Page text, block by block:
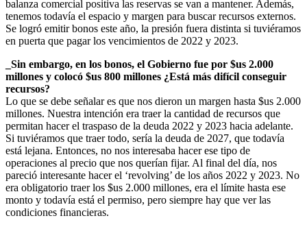
balanza comercial positiva las reservas se van a mantener. Además,
tenemos todavía el espacio y margen para buscar recursos externos.
Se logró emitir bonos este año, la presión fuera distinta si tuviéramos
en puerta que pagar los vencimientos de 2022 y 2023.
_Sin embargo, en los bonos, el Gobierno fue por $us 2.000
millones y colocó $us 800 millones ¿Está más difícil conseguir
recursos?
Lo que se debe señalar es que nos dieron un margen hasta $us 2.000
millones. Nuestra intención era traer la cantidad de recursos que
permitan hacer el traspaso de la deuda 2022 y 2023 hacia adelante.
Si tuviéramos que traer todo, sería la deuda de 2027, que todavía
está lejana. Entonces, no nos interesaba hacer ese tipo de
operaciones al precio que nos querían fijar. Al final del día, nos
pareció interesante hacer el ‘revolving’ de los años 2022 y 2023. No
era obligatorio traer los $us 2.000 millones, era el límite hasta ese
monto y todavía está el permiso, pero siempre hay que ver las
condiciones financieras.